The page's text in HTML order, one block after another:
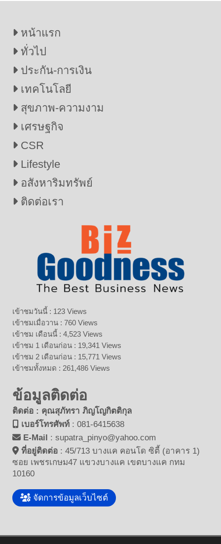
หน้าแรก
ทั่วไป
ประกัน-การเงิน
เทคโนโลยี
สุขภาพ-ความงาม
เศรษฐกิจ
CSR
Lifestyle
อสังหาริมทรัพย์
ติดต่อเรา
เข้าชมวันนี้ : 123 Views
เข้าชมเมื่อวาน : 760 Views
เข้าชม เดือนนี้ : 4,523 Views
เข้าชม 1 เดือนก่อน : 19,341 Views
เข้าชม 2 เดือนก่อน : 15,771 Views
เข้าชมทั้งหมด : 261,486 Views
ข้อมูลติดต่อ
ติดต่อ : คุณสุภัทรา ภิญโญกิตติกุล
เบอร์โทรศัพท์ : 081-6415638
E-Mail : supatra_pinyo@yahoo.com
ที่อยู่ติดต่อ : 45/713 บางแค คอนโด ซิตี้ (อาคาร 1)
ซอย เพชรเกษม47 แขวงบางแค เขตบางแค กทม
10160
จัดการข้อมูลเว็บไซต์